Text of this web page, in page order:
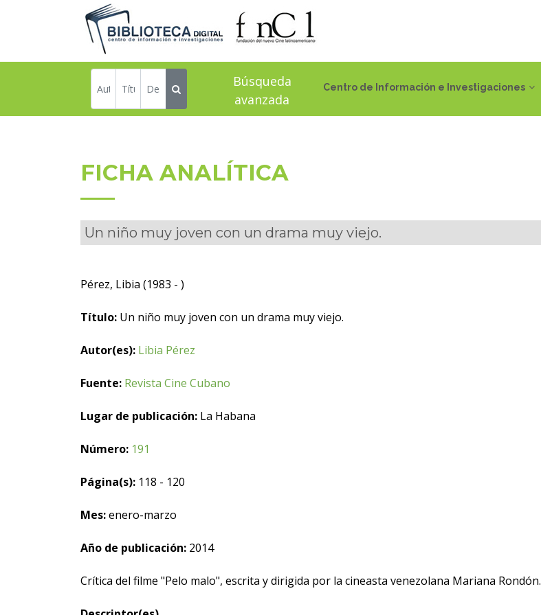
Centro de Información e Investigaciones
Búsqueda
avanzada
FICHA ANALÍTICA
Un niño muy joven con un drama muy viejo.
Pérez, Libia (1983 - )
Título: Un niño muy joven con un drama muy viejo.
Autor(es): Libia Pérez
Fuente: Revista Cine Cubano
Lugar de publicación: La Habana
Número: 191
Página(s): 118 - 120
Mes:enero-marzo
Año de publicación: 2014
Crítica del filme "Pelo malo", escrita y dirigida por la cineasta venezolana Mariana Rondón.